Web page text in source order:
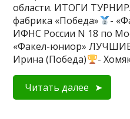
области. ИТОГИ
фабрика «Победа»
-
ИФНС России N 18 по
«Факел-юниор»
Ирина (Победа)
-
Читать далее